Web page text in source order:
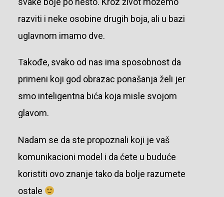
razviti i neke osobine drugih boja, ali u bazi
uglavnom imamo dve.
Takođe, svako od nas ima sposobnost da
primeni koji god obrazac ponašanja želi jer
smo inteligentna bića koja misle svojom
glavom.
Nadam se da ste propoznali koji je vaš
komunikacioni model i da ćete u buduće
koristiti ovo znanje tako da bolje razumete
ostale